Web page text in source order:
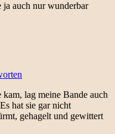
auch nur wunderbar
lag meine Bande auch
hat sie gar nicht
gehagelt und gewittert